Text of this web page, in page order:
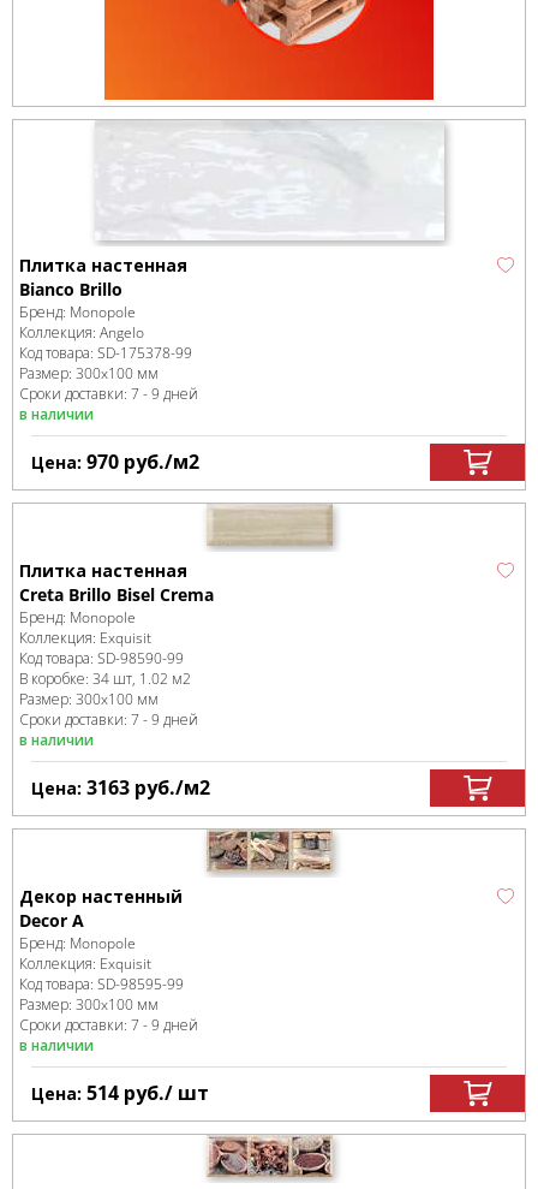
Плитка настенная
Bianco Brillo
Бренд: Monopole
Коллекция: Angelo
Код товара: SD-175378-99
Размер: 300x100 мм
Сроки доставки: 7 - 9 дней
в наличии
Цена: 970 руб./м2
Плитка настенная
Creta Brillo Bisel Crema
Бренд: Monopole
Коллекция: Exquisit
Код товара: SD-98590-99
В коробке: 34 шт, 1.02 м2
Размер: 300x100 мм
Сроки доставки: 7 - 9 дней
в наличии
Цена: 3163 руб./м2
Декор настенный
Decor A
Бренд: Monopole
Коллекция: Exquisit
Код товара: SD-98595-99
Размер: 300x100 мм
Сроки доставки: 7 - 9 дней
в наличии
Цена: 514 руб./ шт